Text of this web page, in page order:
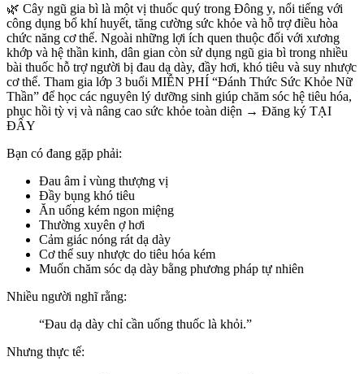
🌿 Cây ngũ gia bì là một vị thuốc quý trong Đông y, nổi tiếng với
công dụng bổ khí huyết, tăng cường sức khỏe và hỗ trợ điều hòa
chức năng cơ thể. Ngoài những lợi ích quen thuộc đối với xương
khớp và hệ thần kinh, dân gian còn sử dụng ngũ gia bì trong nhiều
bài thuốc hỗ trợ người bị đau dạ dày, đầy hơi, khó tiêu và suy nhược
cơ thể. Tham gia lớp 3 buổi MIỄN PHÍ “Đánh Thức Sức Khỏe Nữ
Thần” để học các nguyên lý dưỡng sinh giúp chăm sóc hệ tiêu hóa,
phục hồi tỳ vị và nâng cao sức khỏe toàn diện → Đăng ký TẠI
ĐÂY
Bạn có đang gặp phải:
Đau âm ỉ vùng thượng vị
Đầy bụng khó tiêu
Ăn uống kém ngon miệng
Thường xuyên ợ hơi
Cảm giác nóng rát dạ dày
Cơ thể suy nhược do tiêu hóa kém
Muốn chăm sóc dạ dày bằng phương pháp tự nhiên
Nhiều người nghĩ rằng:
“Đau dạ dày chỉ cần uống thuốc là khỏi.”
Nhưng thực tế: